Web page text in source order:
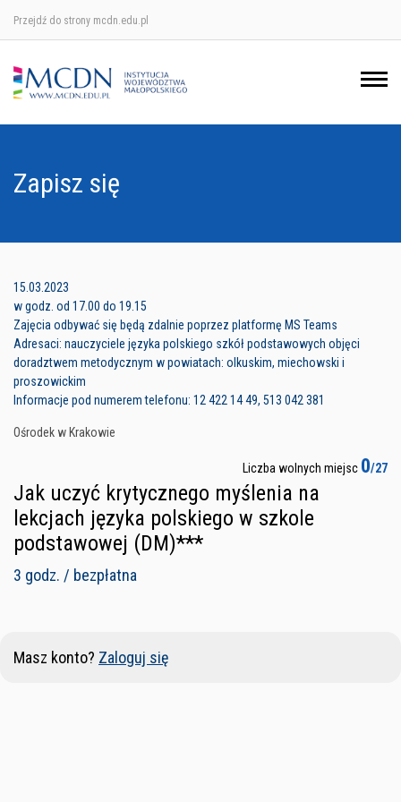
Przejdź do strony mcdn.edu.pl
Zapisz się
15.03.2023
w godz. od 17.00 do 19.15
Zajęcia odbywać się będą zdalnie poprzez platformę MS Teams
Adresaci: nauczyciele języka polskiego szkół podstawowych objęci
doradztwem metodycznym w powiatach: olkuskim, miechowski i
proszowickim
Informacje pod numerem telefonu: 12 422 14 49, 513 042 381
Ośrodek w Krakowie
Liczba wolnych miejsc 0/27
Jak uczyć krytycznego myślenia na
lekcjach języka polskiego w szkole
podstawowej (DM)***
3 godz. / bezpłatna
Masz konto? Zaloguj się
Ośrodek w Krakowie
Ośrodek w Nowym Sączu
Ośrodek w Tarnowie